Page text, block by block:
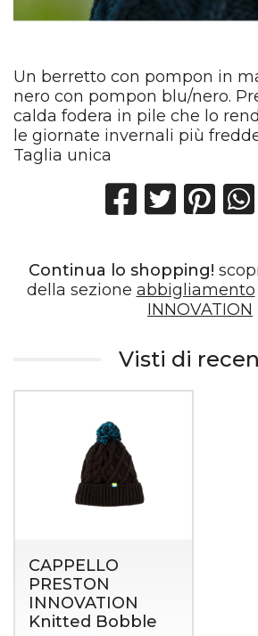
Un berretto con pompon in
nero con pompon blu/nero.
calda fodera in pile che lo
le giornate invernali più
Taglia unica
Continua lo shopping!
della sezione abbigliamento
INNOVATION
Visti di
CAPPELLO
PRESTON
INNOVATION
Knitted Bobble